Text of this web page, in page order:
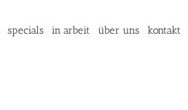
specials in arbeit über uns kontakt